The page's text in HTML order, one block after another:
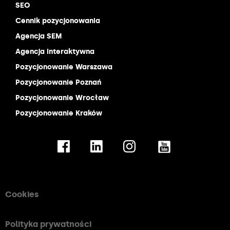
SEO
Cennik pozycjonowania
Agencja SEM
Agencja interaktywna
Pozycjonowanie Warszawa
Pozycjonowanie Poznań
Pozycjonowanie Wrocław
Pozycjonowanie Kraków
Cookies
Polityka prywatności